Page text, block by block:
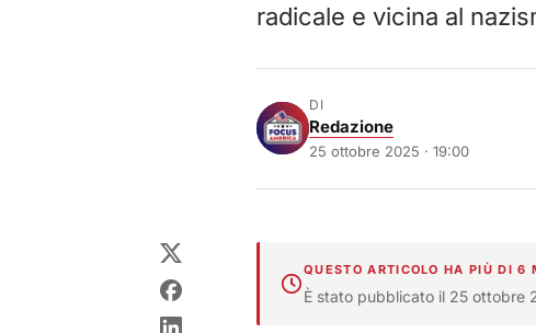
radicale e vicina al
DI
Redazione
25 ottobre 2025 · 19:00
QUESTO ARTICOLO HA PIÙ DI 6
È stato pubblicato il 25 ottobre